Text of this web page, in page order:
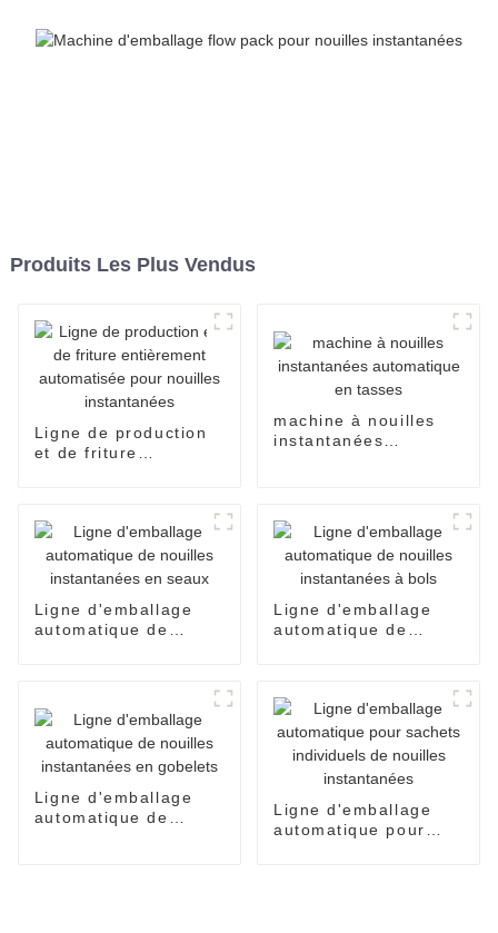
conditionnement.
Produits Les Plus Vendus
Ligne de production
et de friture
nouilles instantanées
machine à nouilles
instantanées
Ligne d'emballage
automatique de
Ligne d'emballage
automatique de
Ligne d'emballage
automatique de
Ligne d'emballage
automatique pour